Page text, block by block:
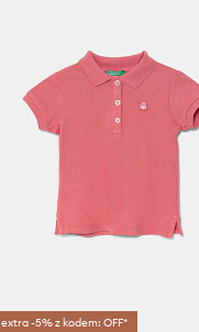
extra -5% z kodem: OFF*